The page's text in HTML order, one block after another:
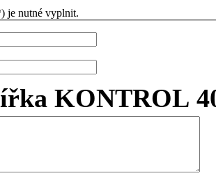
je nutné vyplnit.
KONTROL